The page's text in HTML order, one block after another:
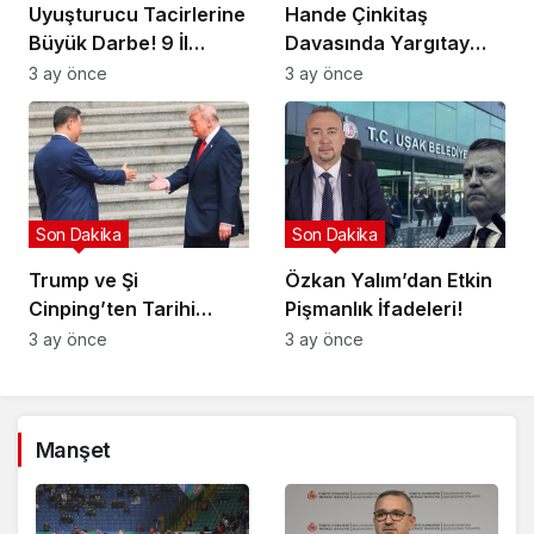
Uyuşturucu Tacirlerine
Büyük Darbe! 9 İl
Hedefte!
3 ay önce
Hande Çinkitaş
Davasında Yargıtay
Kararı!
3 ay önce
Trump ve Şi
Cinping’ten Tarihi
Ortaklık Mesajı
Son Dakika
3 ay önce
Özkan Yalım’dan Etkin
Pişmanlık İfadeleri!
Son Dakika
3 ay önce
Manşet